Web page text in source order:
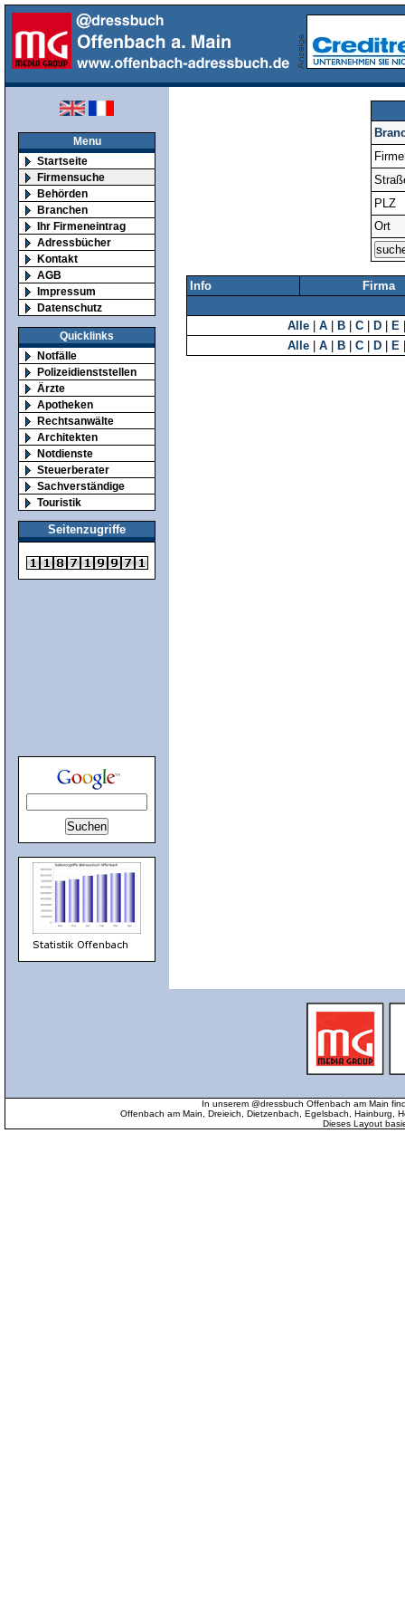
Menu
Startseite
Firmensuche
Behörden
Branchen
Ihr Firmeneintrag
Adressbücher
Kontakt
AGB
Impressum
Datenschutz
Quicklinks
Notfälle
Polizeidienststellen
Ärzte
Apotheken
Rechtsanwälte
Architekten
Notdienste
Steuerberater
Sachverständige
Touristik
Seitenzugriffe
PLZ
Ort
Info Firma
Alle A B C D E
Alle
A B C D E
In unserem @dressbuch Offenbach am Main
Offenbach am Main, Dreieich, Dietzenbach, Egelsbach, Hainburg,
Dieses Layout